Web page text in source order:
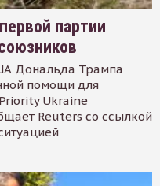
партии
Дональда Трампа
помощи для
Ukraine
Reuters со ссылкой